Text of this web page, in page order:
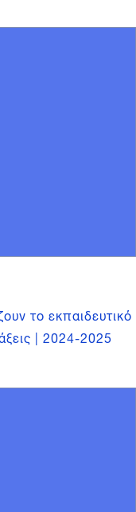
το εκπαιδευτικό
| 2024-2025